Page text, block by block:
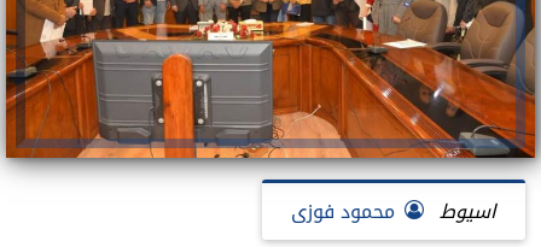
اسيوط محمود فوزى